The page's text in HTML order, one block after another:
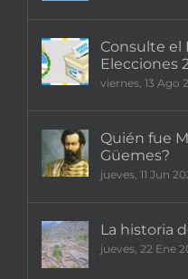
Consulte el
Elecciones
viernes, 13 Ago
Quién fue
Güemes?
jueves, 11 Jun
La historia
jueves, 22 Ene